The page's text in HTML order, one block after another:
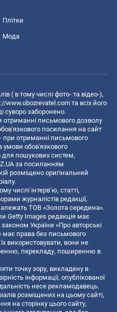
Плітки
Мода
( в тому числі фото- та відео-),
www.obozrevatel.com та всіх його
суворо заборонено.
письмового дозволу
посилання на сайт
при отриманні письмового
умови обов'язкового
для пошукових систем,
за посиланням
розміщено оригінальний
числі інтерв’ю, статті,
журналістів редакції,
ТОВ «Золота середина».
Getty Images редакція має
України «Про авторські
має права без письмового
використовувати, вони не
перекладу, поширенню в
точку зору, викладену в
інформації, опублікованої
несе рекламодавець.
розміщених на цьому сайті,
на сторінку цього сайту,